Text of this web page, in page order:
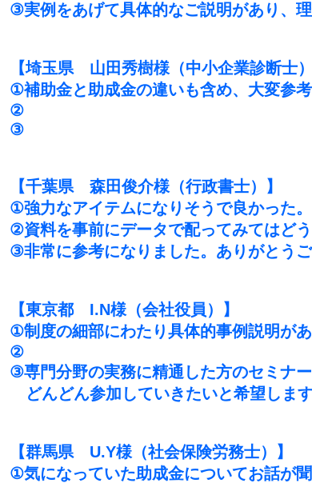
③実例をあげて具体的なご説明があり、理
【埼玉県 山田秀樹様（中小企業診断士）
①補助金と助成金の違いも含め、大変参考
②
③
【千葉県 森田俊介様（行政書士）】
①強力なアイテムになりそうで良かった。
②資料を事前にデータで配ってみてはど
③非常に参考になりました。ありがとうご
【東京都 I.N様（会社役員）】
①制度の細部にわたり具体的事例説明があ
②
③専門分野の実務に精通した方のセミナー
どんどん参加していきたいと希望します
【群馬県 U.Y様（社会保険労務士）】
①気になっていた助成金についてお話が聞